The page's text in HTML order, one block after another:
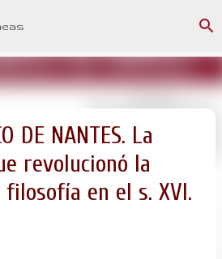
principal
DE NANTES. La
revolucionó la
en el s. XVI.